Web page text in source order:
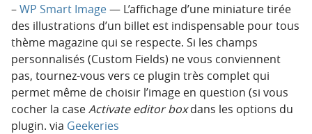
–WP Smart Image— L’affichage d’une miniature tirée
des illustrations d’un billet est indispensable pour tous
thème magazine qui se respecte. Si les champs
personnalisés (Custom Fields) ne vous conviennent
pas, tournez-vous vers ce plugin très complet qui
permet même de choisir l’image en question (si vous
cocher la caseActivate editor boxdans les options du
plugin. via Geekeries